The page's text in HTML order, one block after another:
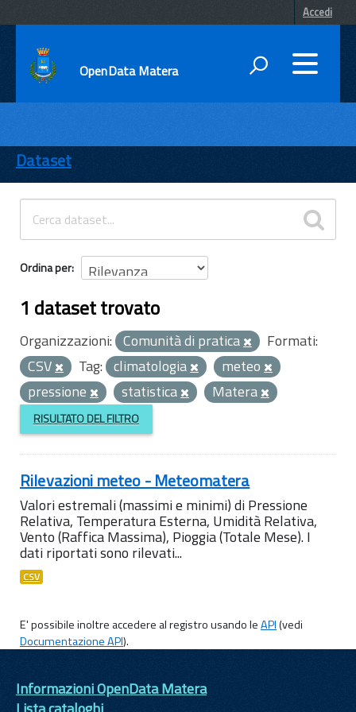
Accedi
OpenData Matera
ENTI
TEMI
INFORMAZIONI
Dataset
Ordina per
1 dataset trovato
Organizzazioni: Comunità di pratica
Formati:
CSV
Tag: climatologia
meteo
pressione
statistica Matera
RISULTATO DEL FILTRO
Rilevazioni meteo - Meteomatera
Valori estremali (massimi e minimi) di Pressione
Relativa, Temperatura Esterna, Umidità Relativa,
Vento (Raffica Massima), Pioggia (Totale Mese). I
dati riportati sono rilevati...
CSV
E' possibile inoltre accedere al registro usando leAPI(vedi
Documentazione API).
Informazioni OpenData Matera